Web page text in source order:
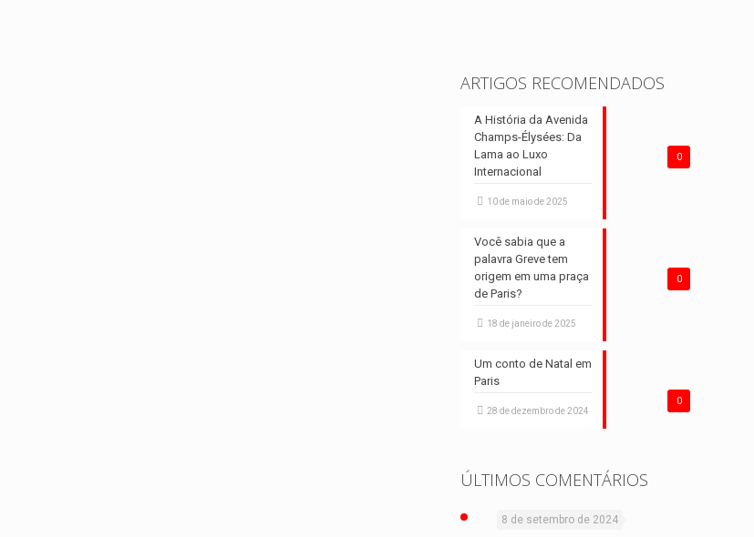
ARTIGOS RECOMENDADOS
0
A História da Avenida
Champs-Élysées: Da
Lama ao Luxo
Internacional
10 de maio de 2025
0
Você sabia que a
palavra Greve tem
origem em uma praça
de Paris?
18 de janeiro de 2025
0
Um conto de Natal em
Paris
28 de dezembro de 2024
ÚLTIMOS COMENTÁRIOS
8 de setembro de 2024